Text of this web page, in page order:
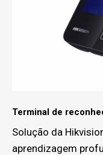
Terminal de
Solução da
aprendizagem